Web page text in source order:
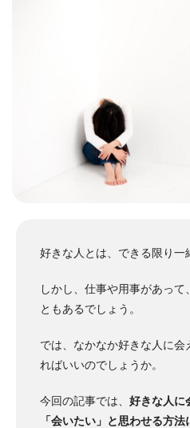
好きな人とは、できる限り一
しかし、仕事や用事があって
ともあるでしょう。
では、なかなか好きな人に会
ればいいのでしょうか。
今回の記事では、 好きな人に
「会いたい」と思わせる方